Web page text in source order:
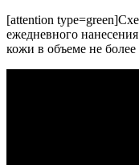
[attention
ежедневного
кожи в объеме не